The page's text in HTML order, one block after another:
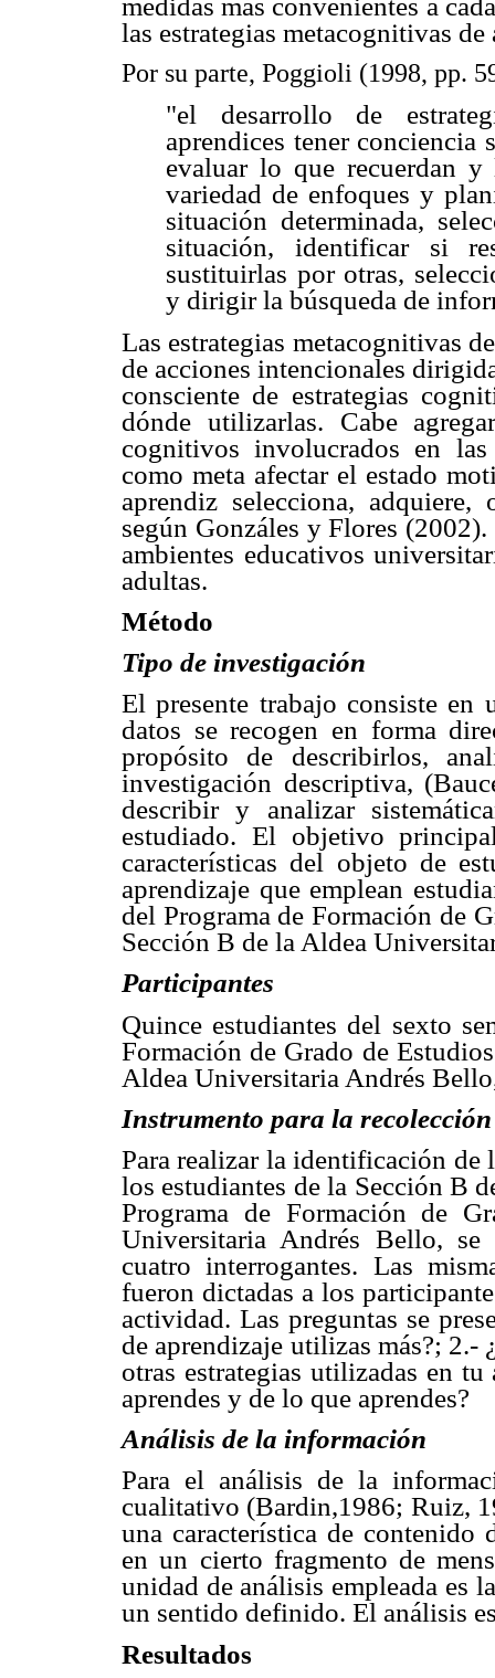
medidas más convenientes a
las estrategias metacognitivas de
Por su parte, Poggioli (1998, pp.
"el desarrollo de
aprendices tener conciencia
evaluar lo que recuerdan
variedad de enfoques y
situación determinada,
situación, identificar si
sustituirlas por otras,
y dirigir la búsqueda de
Las estrategias metacognitivas
de acciones intencionales
consciente de estrategias
dónde utilizarlas. Cabe
cognitivos involucrados en las
como meta afectar el estado
aprendiz selecciona,
según Gonzáles y Flores
ambientes educativos
adultas.
Método
Tipo de investigación
El presente trabajo consiste en
datos se recogen en forma
propósito de describirlos,
investigación descriptiva,
describir y analizar
estudiado. El objetivo
características del objeto de
aprendizaje que emplean
del Programa de Formación de
Sección B de la Aldea
Participantes
Quince estudiantes del sexto
Formación de Grado de
Aldea Universitaria Andrés
Instrumento para la
Para realizar la identificación de
los estudiantes de la Sección B
Programa de Formación de
Universitaria Andrés Bello,
cuatro interrogantes. Las
fueron dictadas a los
actividad. Las preguntas se
de aprendizaje utilizas más?; 2.-
otras estrategias utilizadas en
aprendes y de lo que aprendes?
Análisis de la información
Para el análisis de la
cualitativo (Bardin,1986; Ruiz,
una característica de contenido
en un cierto fragmento de
unidad de análisis empleada es
un sentido definido. El análisis
Resultados